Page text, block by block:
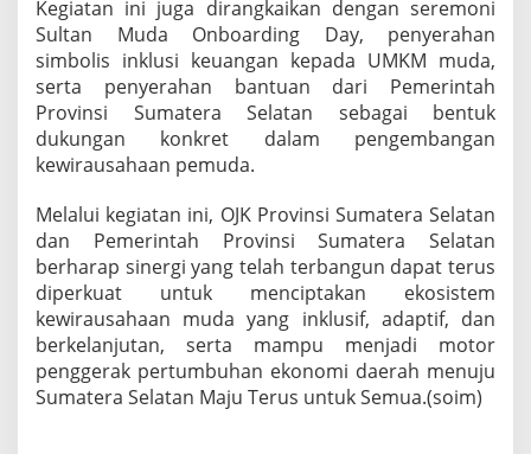
Kegiatan ini juga dirangkaikan dengan seremoni
Sultan Muda Onboarding Day, penyerahan
simbolis inklusi keuangan kepada UMKM muda,
serta penyerahan bantuan dari Pemerintah
Provinsi Sumatera Selatan sebagai bentuk
dukungan konkret dalam pengembangan
kewirausahaan pemuda.
Melalui kegiatan ini, OJK Provinsi Sumatera Selatan
dan Pemerintah Provinsi Sumatera Selatan
berharap sinergi yang telah terbangun dapat terus
diperkuat untuk menciptakan ekosistem
kewirausahaan muda yang inklusif, adaptif, dan
berkelanjutan, serta mampu menjadi motor
penggerak pertumbuhan ekonomi daerah menuju
Sumatera Selatan Maju Terus untuk Semua.(soim)